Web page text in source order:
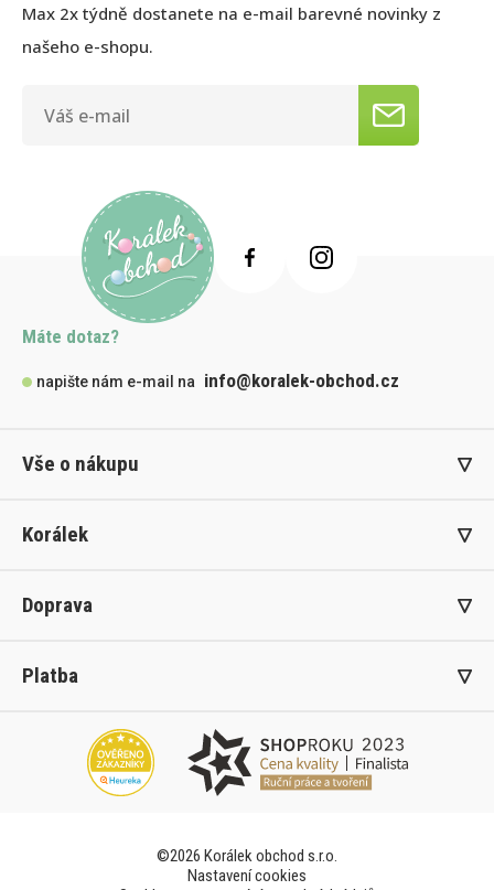
Max 2x týdně dostanete na e-mail barevné novinky z
našeho e-shopu.
Máte dotaz?
napište nám e-mail na info@koralek-obchod.cz
Vše o nákupu
Korálek
Doprava
Platba
©2026 Korálek obchod s.r.o.
Nastavení cookies